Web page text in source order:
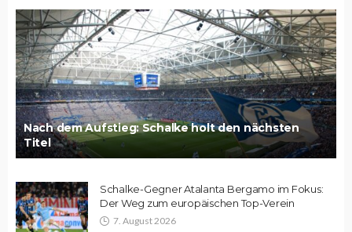
Nach dem Aufstieg: Schalke holt den nächsten
Titel
Schalke-Gegner Atalanta Bergamo im Fokus:
Der Weg zum europäischen Top-Verein
7. August 2026